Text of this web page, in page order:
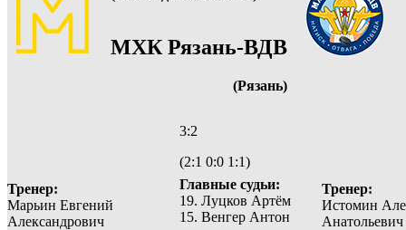
МХК Рязань-ВДВ
(Рязань)
Тренер:
Марьин Евгений
Александрович
3:2
(2:1 0:0 1:1)
Главные судьи:
19. Луцков Артём
15. Венгер Антон
Тренер:
Истомин
Анатольевич